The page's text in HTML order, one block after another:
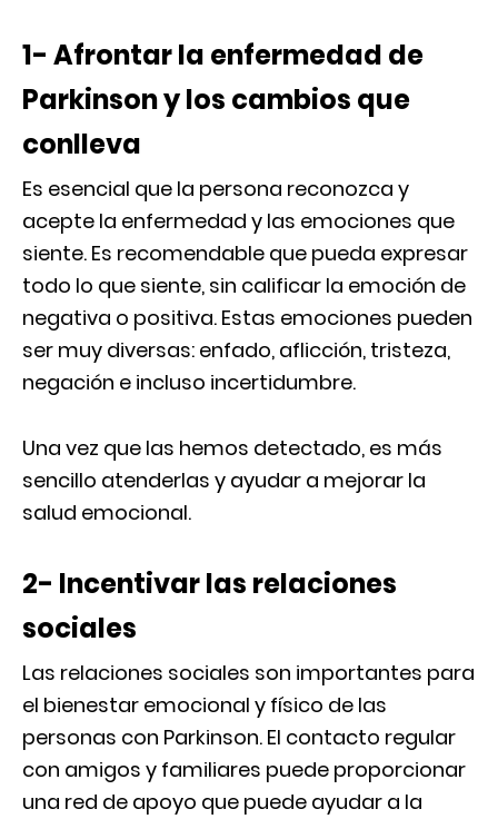
1- Afrontar la enfermedad de
Parkinson y los cambios que
conlleva
Es esencial que la persona reconozca y
acepte la enfermedad y las emociones que
siente. Es recomendable que pueda expresar
todo lo que siente, sin calificar la emoción de
negativa o positiva. Estas emociones pueden
ser muy diversas: enfado, aflicción, tristeza,
negación e incluso incertidumbre.
Una vez que las hemos detectado, es más
sencillo atenderlas y ayudar a mejorar la
salud emocional.
2- Incentivar las relaciones
sociales
Las relaciones sociales son importantes para
el bienestar emocional y físico de las
personas con Parkinson. El contacto regular
con amigos y familiares puede proporcionar
una red de apoyo que puede ayudar a la